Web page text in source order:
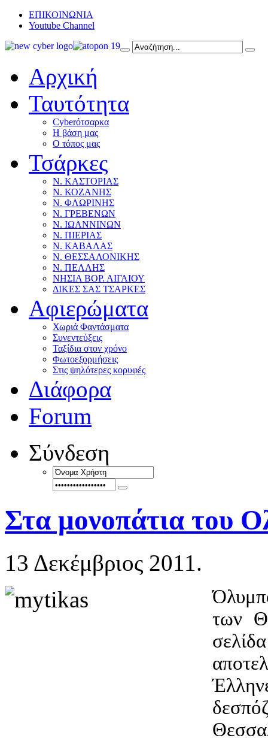
ΕΠΙΚΟΙΝΩΝΙΑ
Youtube Channel
Αρχική
Ταυτότητα
Cyberότσαρκα
Η βάση μας
Ο τόπος μας
Τσάρκες
Ν. ΚΑΣΤΟΡΙΑΣ
Ν. ΚΟΖΑΝΗΣ
Ν. ΦΛΩΡΙΝΗΣ
Ν. ΓΡΕΒΕΝΩΝ
Ν. ΙΩΑΝΝΙΝΩΝ
Ν. ΠΙΕΡΙΑΣ
Ν. ΚΑΒΑΛΑΣ
Ν. ΘΕΣΣΑΛΟΝΙΚΗΣ
Ν. ΠΕΛΛΗΣ
ΝΗΣΙΑ ΒΟΡ. ΑΙΓΑΙΟΥ
ΔΙΚΕΣ ΣΑΣ ΤΣΑΡΚΕΣ
Αφιερώματα
Χωριά Φαντάσματα
Συνεντεύξεις
Ταξίδια στον χρόνο
Φωτοεξορμήσεις
Στις ψηλότερες κορυφές
Διάφορα
Forum
Σύνδεση
Στα μονοπάτια του
13 Δεκέμβριος 2011.
των